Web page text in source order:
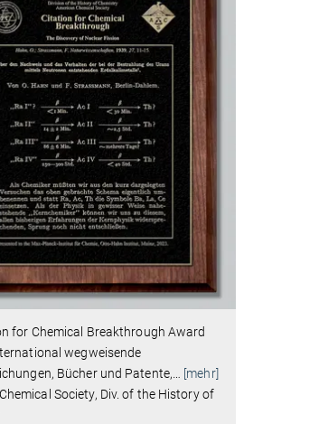
for Chemical Breakthrough Award
wegweisende
Bücher und Patente,… [mehr]
Society, Div. of the History of